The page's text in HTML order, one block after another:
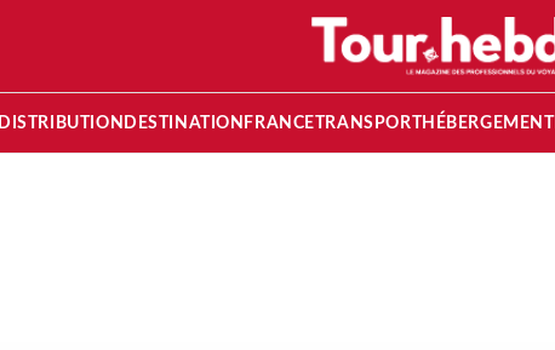
DISTRIBUTION DESTINATION FRANCETRANSPORT HÉBERGEMENT